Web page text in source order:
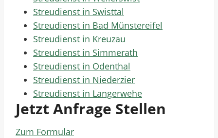
Streudienst in Swisttal
Streudienst in Bad Münstereifel
Streudienst in Kreuzau
Streudienst in Simmerath
Streudienst in Odenthal
Streudienst in Niederzier
Streudienst in Langerwehe
Jetzt Anfrage Stellen
Zum Formular